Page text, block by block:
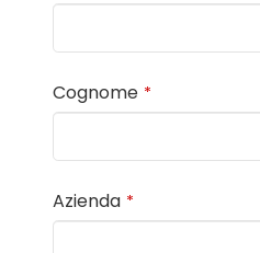
Cognome *
Azienda *